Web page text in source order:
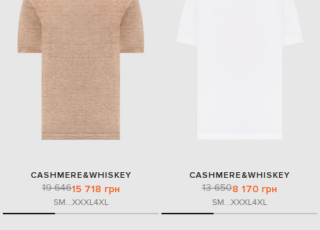
CASHMERE&WHISKEY
19 64615 718 грн
SM...XXXL4XL
CASHMERE&WHISKEY
13 6508 170 грн
SM...XXXL4XL